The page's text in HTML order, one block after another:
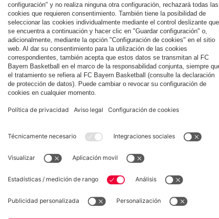
con
Hainer,
Eberl y
ante el
Aston
Villa
Kong Jeju
contra
el Jeju
SK
Aviso legal Política de privacidad Condiciones de uso
Accesibilidad
Sistema de denuncia
Contacto Ajustes de cookies